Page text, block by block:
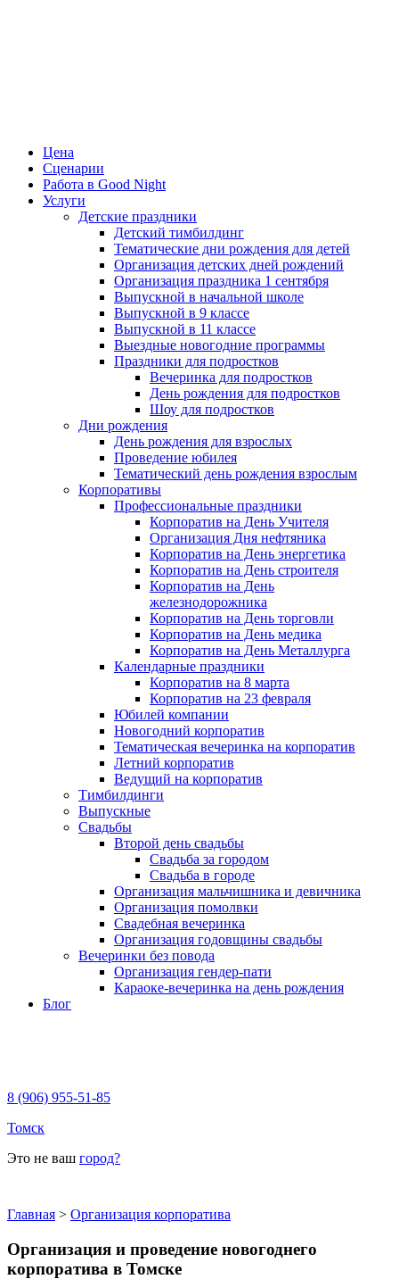
Цена
Сценарии
Работа в Good Night
Услуги
Детские праздники
Детский тимбилдинг
Тематические дни рождения для детей
Организация детских дней рождений
Организация праздника 1 сентября
Выпускной в начальной школе
Выпускной в 9 классе
Выпускной в 11 классе
Выездные новогодние программы
Праздники для подростков
Вечеринка для подростков
День рождения для подростков
Шоу для подростков
Дни рождения
День рождения для взрослых
Проведение юбилея
Тематический день рождения взрослым
Корпоративы
Профессиональные праздники
Корпоратив на День Учителя
Организация Дня нефтяника
Корпоратив на День энергетика
Корпоратив на День строителя
Корпоратив на День
железнодорожника
Корпоратив на День торговли
Корпоратив на День медика
Корпоратив на День Металлурга
Календарные праздники
Корпоратив на 8 марта
Корпоратив на 23 февраля
Юбилей компании
Новогодний корпоратив
Тематическая вечеринка на корпоратив
Летний корпоратив
Ведущий на корпоратив
Тимбилдинги
Выпускные
Свадьбы
Второй день свадьбы
Свадьба за городом
Свадьба в городе
Организация мальчишника и девичника
Организация помолвки
Свадебная вечеринка
Организация годовщины свадьбы
Вечеринки без повода
Организация гендер-пати
Караоке-вечеринка на день рождения
Блог
8 (906) 955-51-85
Томск
Это не ваш город?
Главная > Организация корпоратива
Организация и проведение новогоднего
корпоратива в Томске